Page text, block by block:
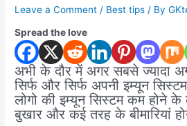
Leave a Comment / Best tips / By
Spread the love
अभी के दौर में अगर सबसे ज्यादा
सिर्फ और सिर्फ अपनी इम्यून
लोगो की इम्यून सिस्टम कम होने के
बुखार और कई तरह के बीमारियां